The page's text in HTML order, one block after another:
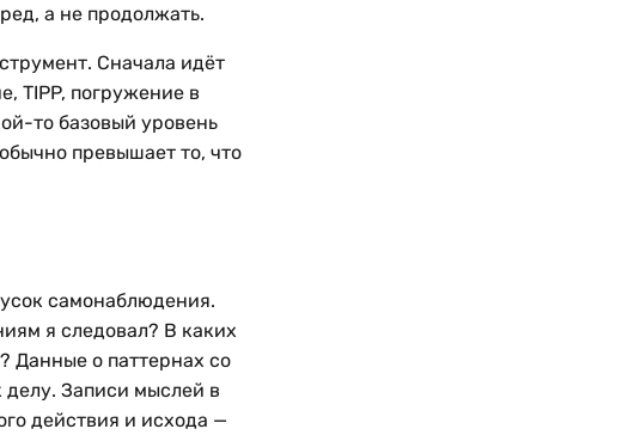
а не продолжать.
Сначала идёт
TIPP, погружение в
то базовый уровень
превышает то, что
самонаблюдения.
я следовал? В каких
Данные о паттернах со
Записи мыслей в
действия и исхода —